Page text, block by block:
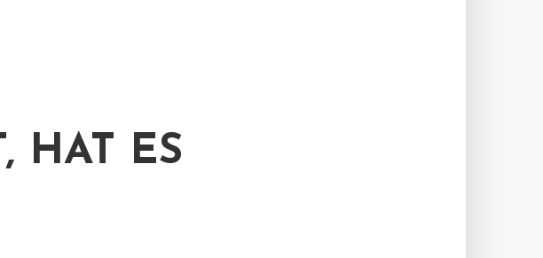
HAT ES